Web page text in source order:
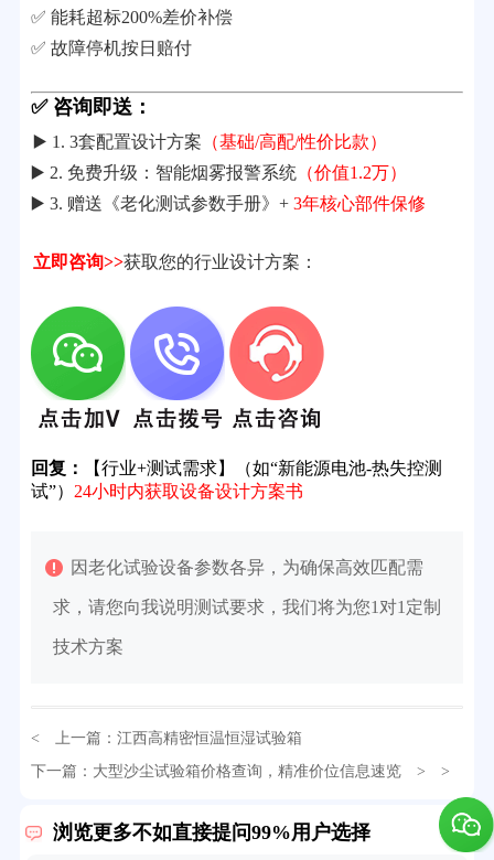
✅ 能耗超标200%差价补偿
✅ 故障停机按日赔付
✅ 咨询即送：
▶️ 1. 3套配置设计方案 （基础/高配/性价比款）
▶️ 2. 免费升级：智能烟雾报警系统（价值1.2万）
▶️ 3. 赠送《老化测试参数手册》+ 3年核心部件保修
立即咨询>>获取您的行业设计方案：
回复：
【行业+测试需求】（如“新能源电池-热失控测
试”） 24小时内获取设备设计方案书
因老化试验设备参数各异，为确保高效匹配需
求，请您向我说明测试要求，我们将为您1对1定制
技术方案
< 上一篇： 江西高精密恒温恒湿试验箱
下一篇： 大型沙尘试验箱价格查询，精准价位信息速览> >
浏览更多不如直接提问99%用户选择
2分钟前用户提问：大型高温老化房价格多少钱？